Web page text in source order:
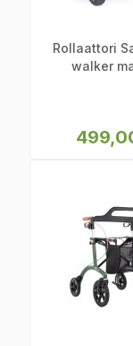
Rollaattori
walker